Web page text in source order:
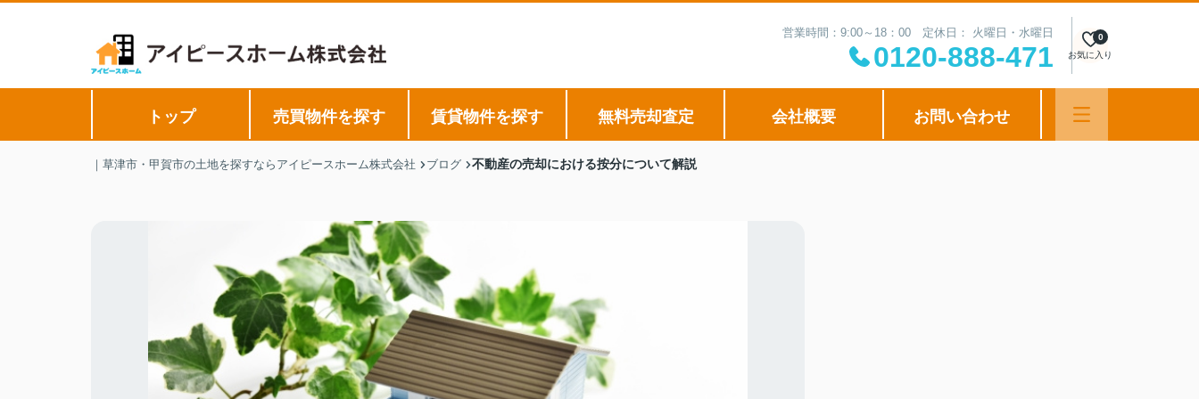
営業時間：9:00～18：00 定休日： 火曜日・水曜日
0120-888-471 お気に入り
0
トップ 売買物件を探す 賃貸物件を探す 無料売却査定 会社概要 お問い合わせ
｜草津市・甲賀市の土地を探すならアイピースホーム株式会社 ブログ 不動産の売却における按分について解説